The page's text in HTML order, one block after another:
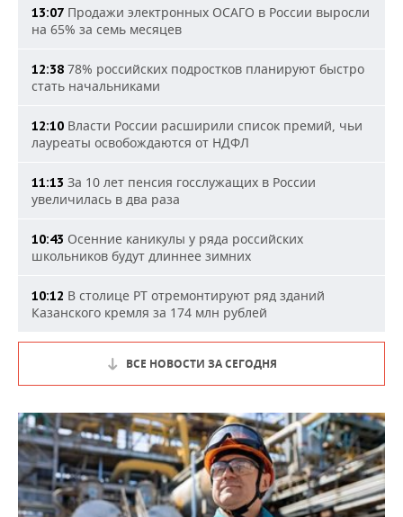
13:07 Продажи электронных ОСАГО в России выросли
на 65% за семь месяцев
12:38 78% российских подростков планируют быстро
стать начальниками
12:10 Власти России расширили список премий, чьи
лауреаты освобождаются от НДФЛ
11:13 За 10 лет пенсия госслужащих в России
увеличилась в два раза
10:43 Осенние каникулы у ряда российских
школьников будут длиннее зимних
10:12 В столице РТ отремонтируют ряд зданий
Казанского кремля за 174 млн рублей
ВСЕ НОВОСТИ ЗА СЕГОДНЯ